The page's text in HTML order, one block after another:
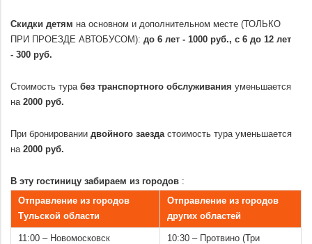
Скидки детям на основном и дополнительном месте (ТОЛЬКО
ПРИ ПРОЕЗДЕ АВТОБУСОМ): до 6 лет - 1000 руб., с 6 до 12 лет
- 300 руб.
Стоимость тура без транспортного обслуживания уменьшается
на 2000 руб.
При бронировании двойного заездастоимость тура уменьшается
на 2000 руб.
В эту гостиницу забираем из городов :
Отправление из городов
Тульской области
Отправление из городов
других областей
11:00 – Новомосковск
10:30 – Протвино (Три